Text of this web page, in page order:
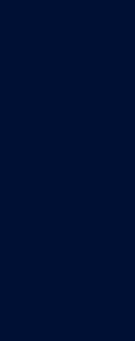
de Cabras
por su
Así lo
recientemente
Con un
para
y un Gran Gold
de Cabras con
avala la